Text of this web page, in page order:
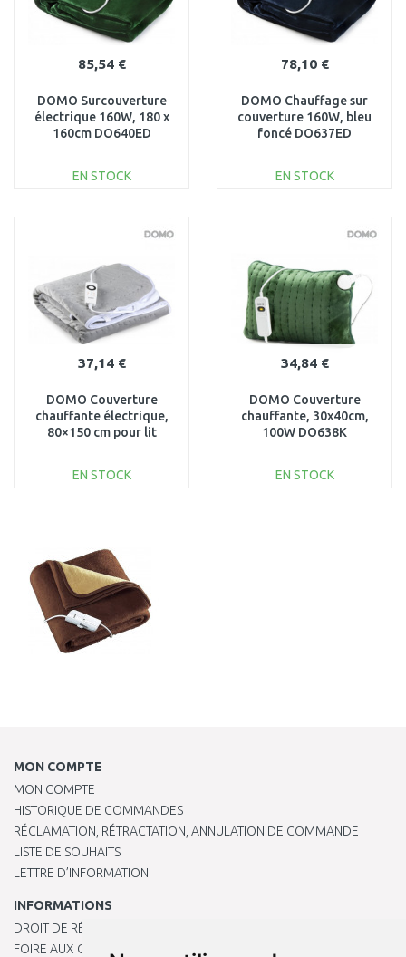
85,54 €
DOMO Surcouverture
électrique 160W, 180 x
160cm DO640ED
EN STOCK
78,10 €
DOMO Chauffage sur
couverture 160W, bleu
foncé DO637ED
EN STOCK
37,14 €
DOMO Couverture
chauffante électrique,
80×150 cm pour lit
EN STOCK
Au comparatif
34,84 €
DOMO Couverture
chauffante, 30x40cm,
100W DO638K
EN STOCK
MON COMPTE
MON COMPTE
HISTORIQUE DE COMMANDES
RÉCLAMATION, RÉTRACTATION, ANNULATION DE COMMANDE
LISTE DE SOUHAITS
LETTRE D’INFORMATION
INFORMATIONS
DROIT DE RÉTRACTATION
FOIRE AUX QUESTIONS